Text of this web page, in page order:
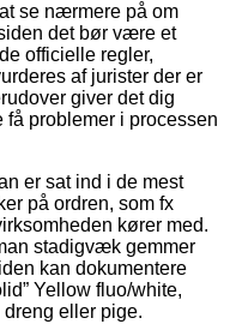
se nærmere på om
det bør være et
officielle regler,
af jurister der er
giver det dig
problemer i processen
er sat ind i de mest
på ordren, som fx
kører med.
stadigvæk gemmer
kan dokumentere
Yellow fluo/white,
eller pige.